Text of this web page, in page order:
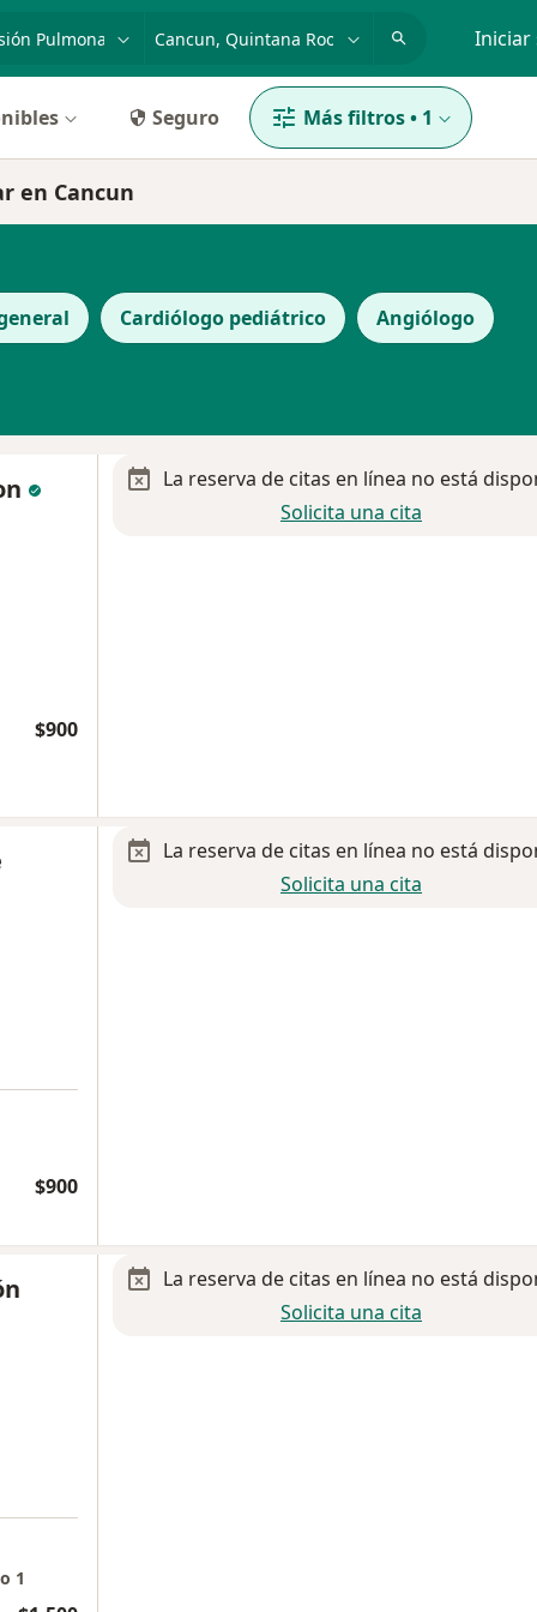
enfermedad o nombre Iniciar
Seguro Más filtros• 1
en Cancun
Cardiólogo pediátrico Angiólogo
$900
La reserva de citas en línea no está
Solicita una cita
$900
La reserva de citas en línea no está
Solicita una cita
1
La reserva de citas en línea no está
Solicita una cita